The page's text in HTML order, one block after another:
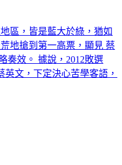
區，皆是藍大於綠，猶如
地搶到第一高票，顯見 蔡
奏效。 據說，2012敗選
文，下定決心苦學客語，